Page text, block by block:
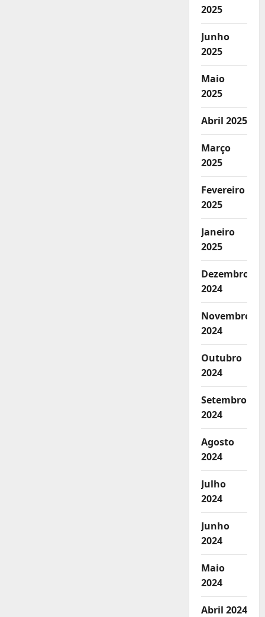
2025
Junho
2025
Maio
2025
Abril 2025
Março
2025
Fevereiro
2025
Janeiro
2025
Dezembro
2024
Novembro
2024
Outubro
2024
Setembro
2024
Agosto
2024
Julho
2024
Junho
2024
Maio
2024
Abril 2024